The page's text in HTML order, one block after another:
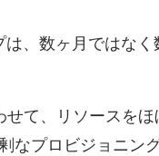
、数ヶ月ではな
て、リソースを
なプロビジョニン